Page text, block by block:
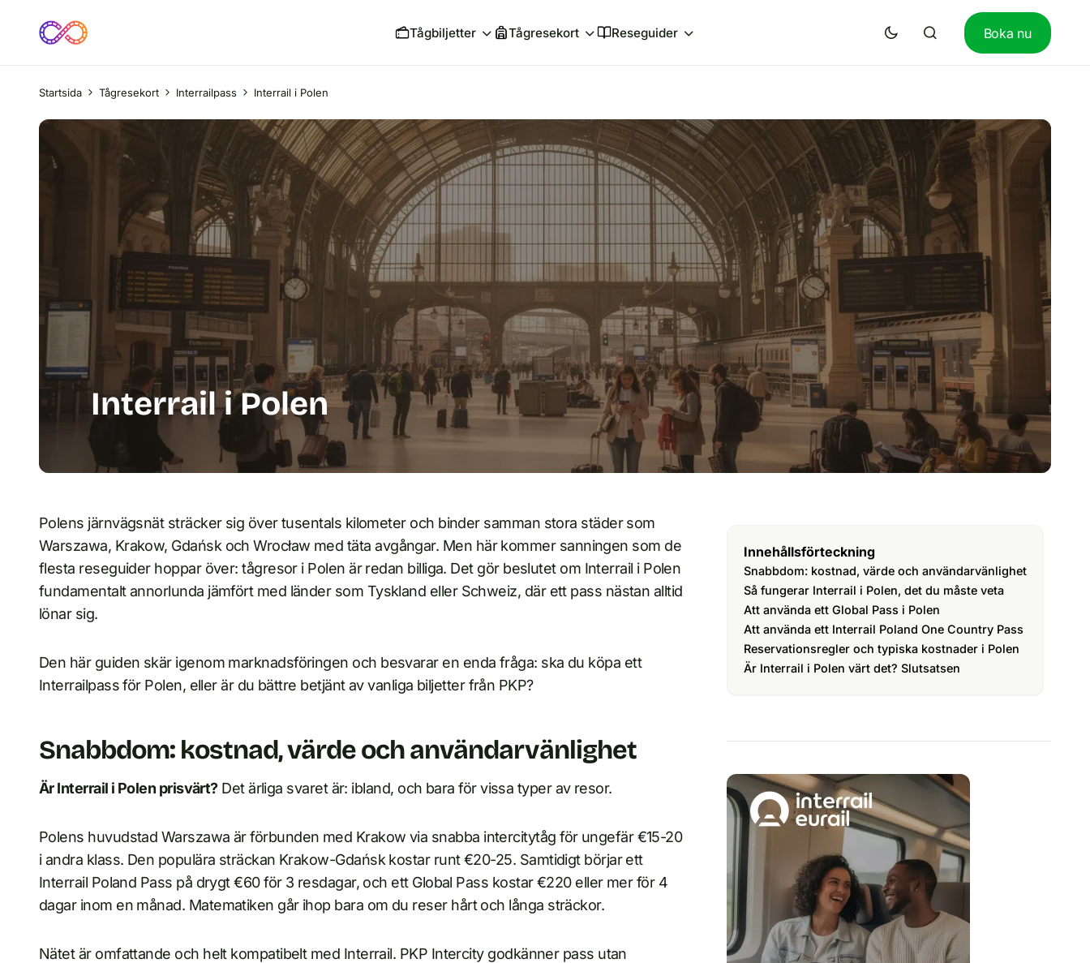
Tågbiljetter Tågresekort Reseguider Boka nu
Startsida Tågresekort Interrailpass Interrail i Polen
Interrail i Polen
Polens järnvägsnät sträcker sig över tusentals kilometer och binder samman stora städer som
Warszawa, Krakow, Gdańsk och Wrocław med täta avgångar. Men här kommer sanningen som de
flesta reseguider hoppar över: tågresor i Polen är redan billiga. Det gör beslutet om Interrail i Polen
fundamentalt annorlunda jämfört med länder som Tyskland eller Schweiz, där ett pass nästan alltid
lönar sig.
Den här guiden skär igenom marknadsföringen och besvarar en enda fråga: ska du köpa ett
Interrailpass för Polen, eller är du bättre betjänt av vanliga biljetter från PKP?
Snabbdom: kostnad, värde och användarvänlighet
Är Interrail i Polen prisvärt?Det ärliga svaret är: ibland, och bara för vissa typer av resor.
Polens huvudstad Warszawa är förbunden med Krakow via snabba intercitytåg för ungefär €15-20
i andra klass. Den populära sträckan Krakow-Gdańsk kostar runt €20-25. Samtidigt börjar ett
Interrail Poland Pass på drygt €60 för 3 resdagar, och ett Global Pass kostar €220 eller mer för 4
dagar inom en månad. Matematiken går ihop bara om du reser hårt och långa sträckor.
Nätet är omfattande och helt kompatibelt med Interrail. PKP Intercity godkänner pass utan
Innehållsförteckning
Snabbdom: kostnad, värde och användarvänlighet
Så fungerar Interrail i Polen, det du måste veta
Att använda ett Global Pass i Polen
Att använda ett Interrail Poland One Country Pass
Reservationsregler och typiska kostnader i Polen
Är Interrail i Polen värt det? Slutsatsen